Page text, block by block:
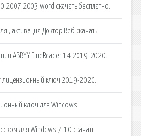
2007 2003 word скачать бесплатно.
, активация Доктор Веб скачать.
ABBYY FineReader 14 2019-2020.
лицензионный ключ 2019-2020.
ключ для Windows
для Windows 7-10 скачать